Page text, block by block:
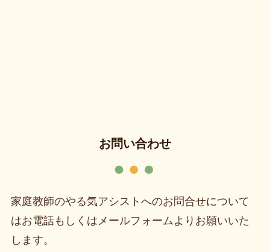
お問い合わせ
家庭教師のやる気アシストへのお問合せについて
はお電話もしくはメールフォームよりお願いいた
します。